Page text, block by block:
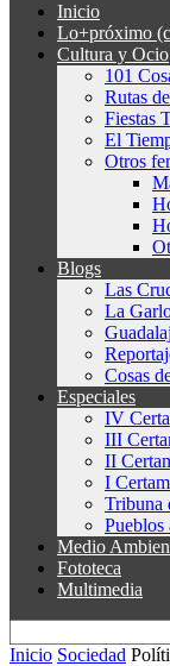
Inicio
Lo+próximo
Cultura y Ocio
101
Rutas
Fiestas
El
Otros
Blogs
Las
La
Cosas
Especiales
IV
III
II
I
Tribuna
Pueblos
Medio
Fototeca
Multimedia
Inicio Sociedad